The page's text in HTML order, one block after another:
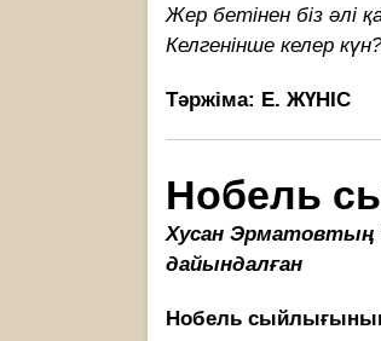
Жер бетінен біз əлі
Келгенінше келер
Тəржіма: Е. ЖҮНІС
Нобель
Хусан Эрматовтың
дайындалған
Нобель